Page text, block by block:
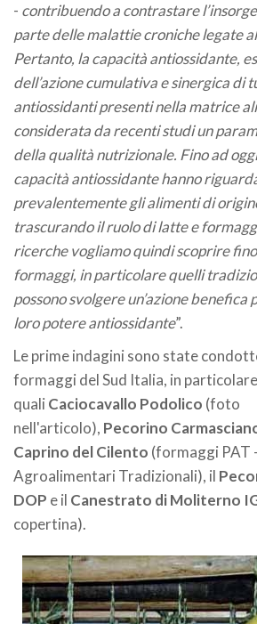
- contribuendo a contrastare
parte delle malattie croniche legate
Pertanto, la capacità antiossidante,
dell’azione cumulativa e sinergica di
antiossidanti presenti nella matrice
considerata da recenti studi un
della qualità nutrizionale. Fino ad
capacità antiossidante hanno
prevalentemente gli alimenti di
trascurando il ruolo di latte e
ricerche vogliamo quindi scoprire
formaggi, in particolare quelli
possono svolgere un’azione benefica
loro potere antiossidante”.
Le prime indagini sono state
formaggi del Sud Italia, in
quali Caciocavallo Podolico (foto
nell'articolo), Pecorino
Caprino del Cilento (formaggi PAT
Agroalimentari Tradizionali), il
DOP e il Canestrato di Moliterno
copertina).